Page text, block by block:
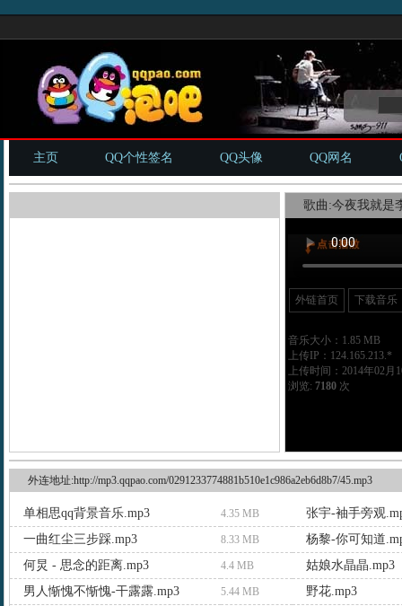
主页 QQ个性签名 QQ头像 QQ网名
歌曲:今夜我就是
外链首页 下载音乐
音乐大小：1.85 MB
上传IP：124.165.213.*
上传时间：2014年02月
浏览: 7180次
外连地址:http://mp3.qqpao.com/0291233774881b510e1c986a2eb6d8b7/45.mp3
单相思qq背景音乐.mp3 4.35 MB
张宇-袖手旁观
一曲红尘三步踩.mp3
8.33 MB
杨黎-你可知道
何炅 - 思念的距离.mp3
4.4 MB
姑娘水晶晶.mp3
男人惭愧不惭愧-干露露.mp3
5.44 MB
野花.mp3